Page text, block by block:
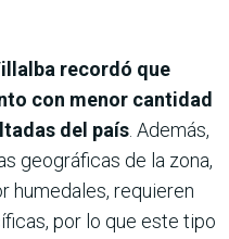
recordó que
con menor cantidad
del país. Además,
geográficas de la zona,
humedales, requieren
por lo que este tipo